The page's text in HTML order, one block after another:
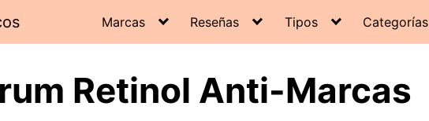
Marcas Reseñas Tipos Categorías
Retinol Anti-Marcas